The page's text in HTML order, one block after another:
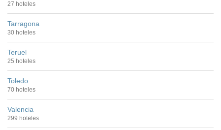
27 hoteles
Tarragona
30 hoteles
Teruel
25 hoteles
Toledo
70 hoteles
Valencia
299 hoteles